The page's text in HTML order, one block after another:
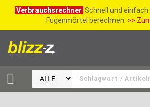
Verbrauchsrechner Schnell und
Fugenmörtel berechnen >>